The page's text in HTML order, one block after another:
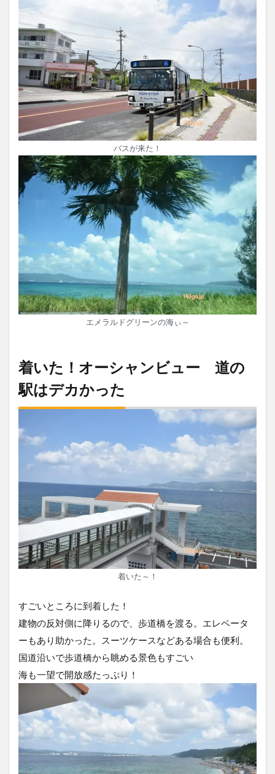
バスが来た！
エメラルドグリーンの海ぃ～
着いた！オーシャンビュー 道の
駅はデカかった
着いた～！
すごいところに到着した！
建物の反対側に降りるので、歩道橋を渡る。エレベータ
ーもあり助かった。スーツケースなどある場合も便利。
国道沿いで歩道橋から眺める景色もすごい
海も一望で開放感たっぷり！